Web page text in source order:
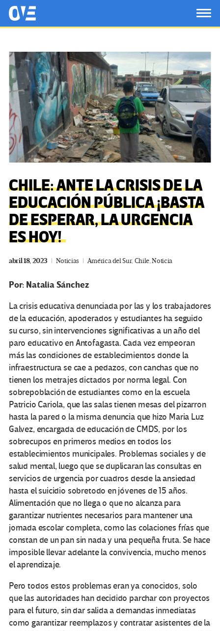
Saltar al contenido principal
OtrasVocesenEducacion.org
CHILE: ANTE LA CRISIS DE LA
EDUCACIÓN PÚBLICA ¡BASTA
DE ESPERAR, LA URGENCIA
ES HOY!
abril 18, 2023 Noticias América del Sur,Chile,Noticia
Por: Natalia Sánchez
La crisis educativa denunciada por las y los trabajadores
de la educación, apoderados y estudiantes ha seguido
su curso, sin intervenciones significativas a un año del
paro educativo en Antofagasta. Cada vez empeoran
más las condiciones de establecimientos donde la
infraestructura se cae a pedazos, con canchas que no
tienen los metrajes dictados por norma legal. Con
sobrepoblación de estudiantes como en la escuela
Patricio Cariola, que las salas tienen mesas del pizarron
hasta la pared o la misma denuncia que hizo Maria Luz
Galvez, encargada de educación de CMDS, por los
sobrecupos en primeros medios en todos los
establecimientos municipales. Problemas sociales y de
salud mental, luego que se duplicaran las consultas en
servicios de urgencia por cuadros desde la ansiedad
hasta el suicidio sobretodo en jóvenes de 15 años.
Alimentación que no llega o que no alcanza para
garantizar nutrientes necesarios para mantener una
jornada escolar completa, como las colaciones frías que
constan de un pan sin nada y una pequeña fruta. Se hace
imposible llevar adelante la convivencia, mucho menos
el aprendizaje.
Pero todos estos problemas eran ya conocidos, solo
que las autoridades han decidido parchar con proyectos
para el futuro, sin dar salida a demandas inmediatas
como garantizar reemplazos y contratar asistentes de la